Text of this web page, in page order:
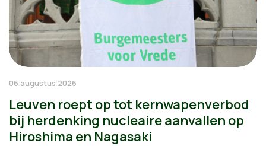
06 augustus 2026
Leuven roept op tot kernwapenverbod
bij herdenking nucleaire aanvallen op
Hiroshima en Nagasaki